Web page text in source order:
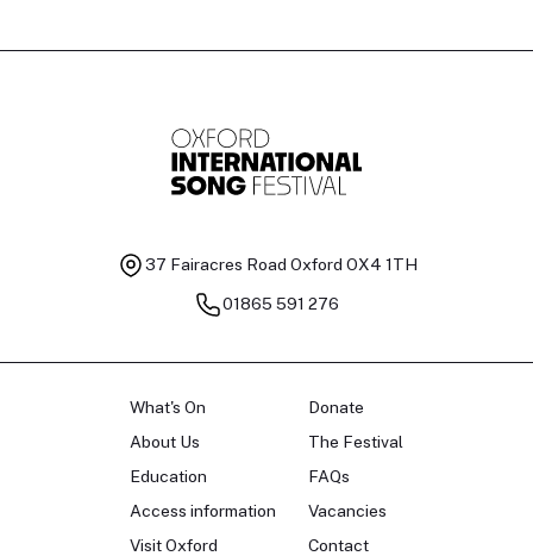
37 Fairacres Road Oxford OX4 1TH
01865 591 276
What's On
About Us
Education
Access information
Visit Oxford
Donate
The Festival
FAQs
Vacancies
Contact